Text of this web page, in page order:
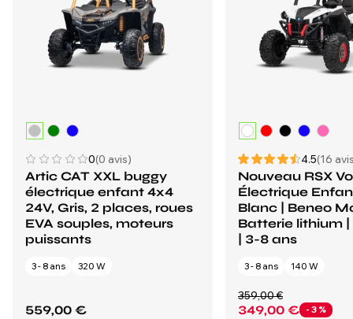
0(0 avis)
Artic CAT XXL buggy
électrique enfant 4x4
24V, Gris, 2 places, roues
EVA souples, moteurs
puissants
3 - 8 ans 320 W
559,00 €
4.5(16
Nouveau RSX
Électrique
Blanc | Beneo
Batterie lithium |
| 3-8 ans
3 - 8 ans 140 W
349,00 € - 3 %
359,00 €